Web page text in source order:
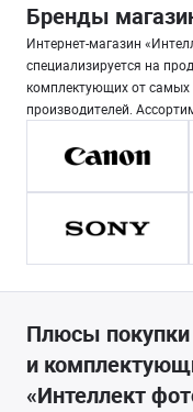
Бренды
Интернет-магазин
специализируется на
комплектующих от
производителей.
Плюсы
и
«Интеллект